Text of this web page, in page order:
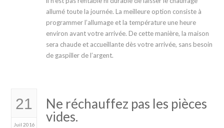
allumé toute la journée. La meilleure option consiste à
programmer l’allumage et la température une heure
environ avant votre arrivée. De cette manière, la maison
sera chaude et accueillante dès votre arrivée, sans besoin
de gaspiller de l’argent.
21
Juil 2016
Ne réchauffez pas les pièces
vides.